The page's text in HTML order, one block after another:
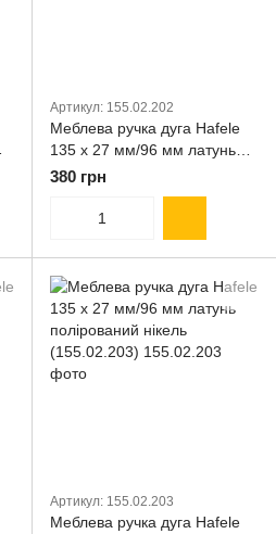
Артикул: 155.02.202
Меблева ручка дуга Hafele
135 х 27 мм/96 мм латунь
антикварний бронзовий
380 грн
Артикул: 155.02.203
Меблева ручка дуга Hafele